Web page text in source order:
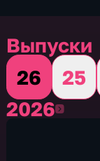
Выпуски
26
25
20262026